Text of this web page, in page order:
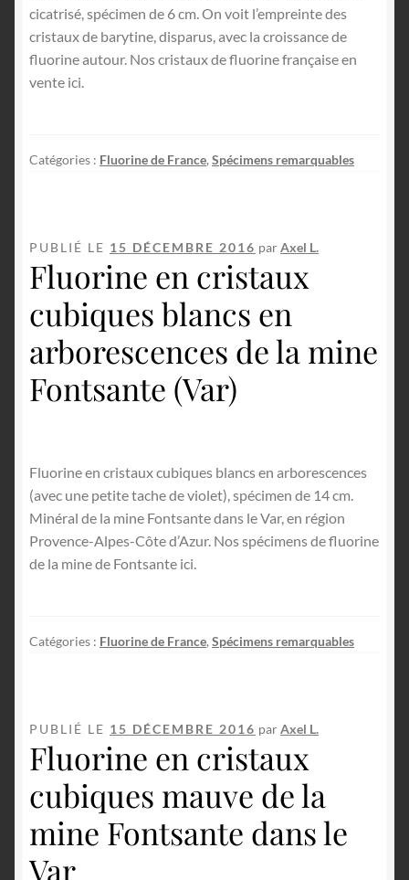
cicatrisé, spécimen de 6 cm. On voit l’empreinte des
cristaux de barytine, disparus, avec la croissance de
fluorine autour. Nos cristaux de fluorine française en
vente ici.
Catégories : Fluorine de France, Spécimens remarquables
PUBLIÉ LE 15 DÉCEMBRE 2016 parAxel L.
Fluorine en cristaux
cubiques blancs en
arborescences de la mine
Fontsante (Var)
Fluorine en cristaux cubiques blancs en arborescences
(avec une petite tache de violet), spécimen de 14 cm.
Minéral de la mine Fontsante dans le Var, en région
Provence-Alpes-Côte d’Azur. Nos spécimens de fluorine
de la mine de Fontsante ici.
Catégories : Fluorine de France, Spécimens remarquables
PUBLIÉ LE 15 DÉCEMBRE 2016 parAxel L.
Fluorine en cristaux
cubiques mauve de la
mine Fontsante dans le
Var